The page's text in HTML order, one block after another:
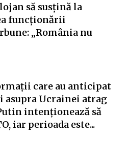
să susțină la
funcționării
„România nu
care au anticipat
asupra Ucrainei atrag
intenționează să
iar perioada este...